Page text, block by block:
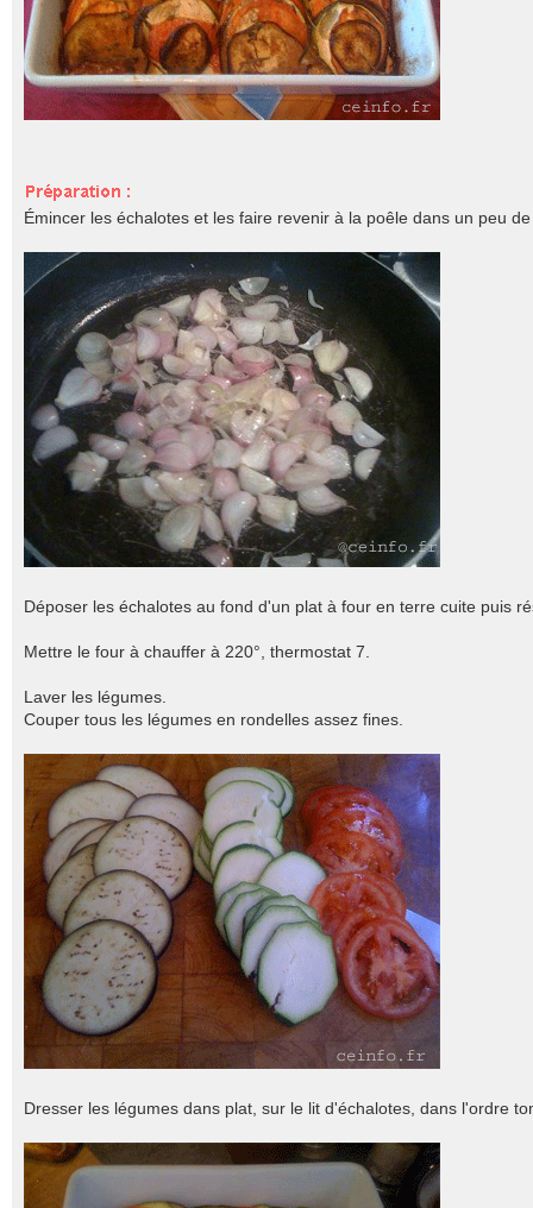
Émincer les échalotes et les faire revenir à la poêle dans un peu
Déposer les échalotes au fond d'un plat à four en terre cuite puis
Mettre le four à chauffer à 220°, thermostat 7.
Laver les légumes.
Couper tous les légumes en rondelles assez fines.
Dresser les légumes dans plat, sur le lit d'échalotes, dans l'ordre